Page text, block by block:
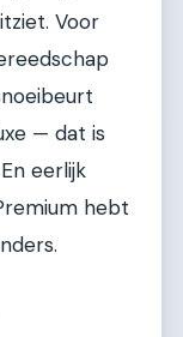
Voor
— dat is
eerlijk
hebt